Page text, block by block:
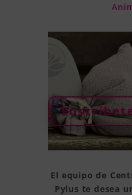
El equipo de
Pylus te desea